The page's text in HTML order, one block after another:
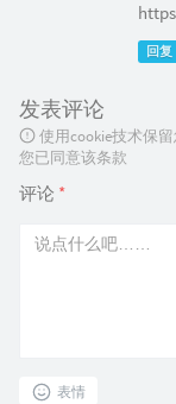
回复
发表评论
使用cookie技术保
您已同意该条款
评论 *
表情